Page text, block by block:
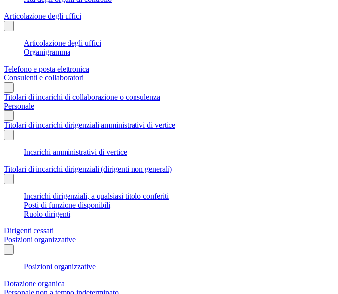
Articolazione degli uffici
Articolazione degli uffici
Organigramma
Telefono e posta elettronica
Consulenti e collaboratori
Titolari di incarichi di collaborazione o consulenza
Personale
Titolari di incarichi dirigenziali amministrativi di vertice
Incarichi amministrativi di vertice
Titolari di incarichi dirigenziali (dirigenti non generali)
Incarichi dirigenziali, a qualsiasi titolo conferiti
Posti di funzione disponibili
Ruolo dirigenti
Dirigenti cessati
Posizioni organizzative
Posizioni organizzative
Dotazione organica
Personale non a tempo indeterminato